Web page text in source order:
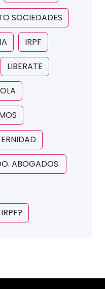
SOCIEDADES
IRPF
LIBERATE
ABOGADOS.